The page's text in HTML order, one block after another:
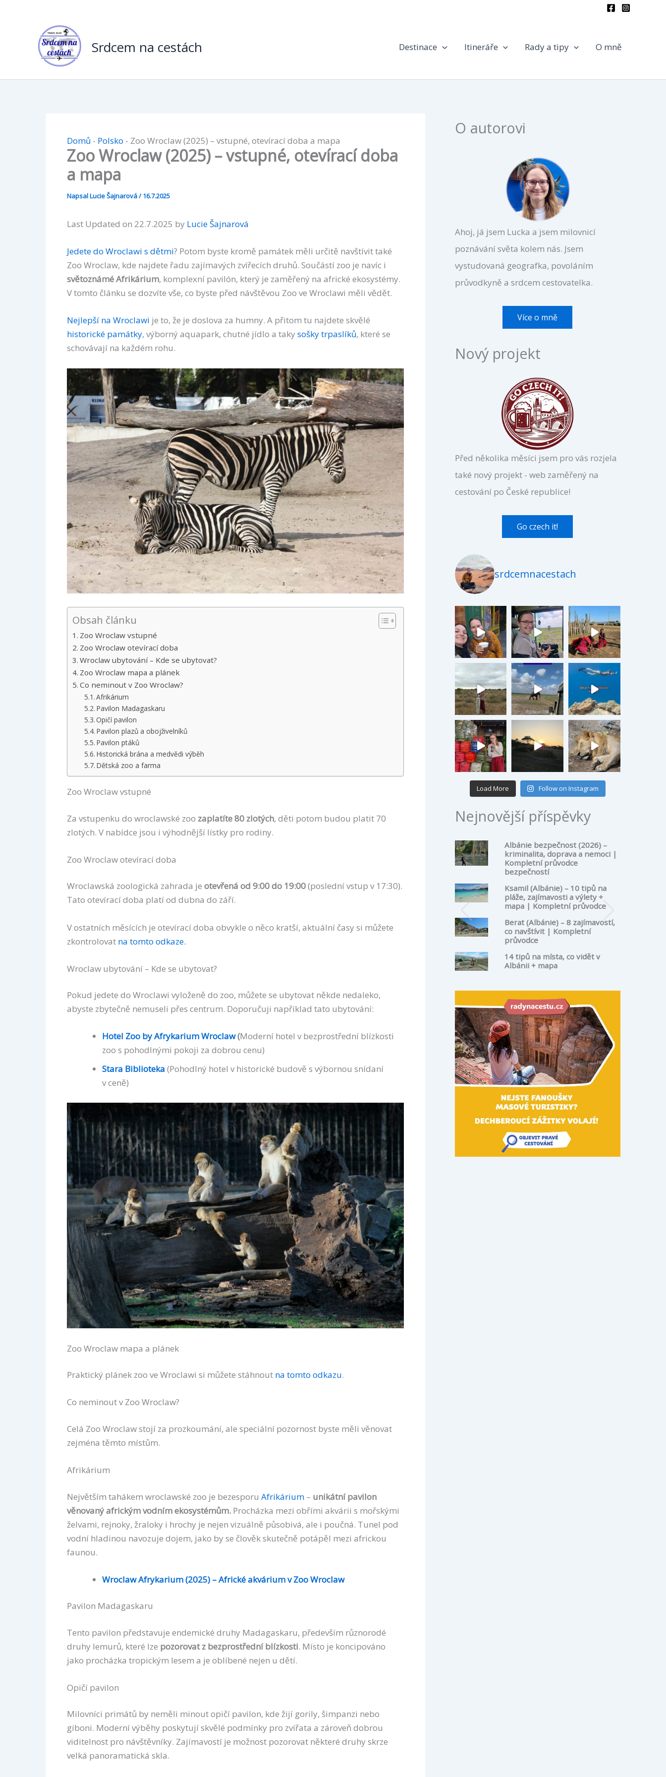
Srdcem na cestách Destinace Itineráře Rady a tipy O mně
Domů - Polsko - Zoo Wroclaw (2025) – vstupné, otevírací doba a mapa
Zoo Wroclaw (2025) – vstupné, otevírací doba
a mapa
NapsalLucie Šajnarová/16.7.2025
Last Updated on 22.7.2025 by Lucie Šajnarová
Jedete do Wroclawi s dětmi? Potom byste kromě památek měli určitě navštívit také
Zoo Wroclaw, kde najdete řadu zajímavých zvířecích druhů. Součástí zoo je navíc i
světoznámé Afrikárium, komplexní pavilón, který je zaměřený na africké ekosystémy.
V tomto článku se dozvíte vše, co byste před návštěvou Zoo ve Wroclawi měli vědět.
Nejlepší na Wroclawi je to, že je doslova za humny. A přitom tu najdete skvělé
historické památky, výborný aquapark, chutné jídlo a taky sošky trpaslíků, které se
schovávají na každém rohu.
Obsah článku
Zoo Wroclaw vstupné
Zoo Wroclaw otevírací doba
Wroclaw ubytování – Kde se ubytovat?
Zoo Wroclaw mapa a plánek
Co neminout v Zoo Wroclaw?
Afrikárium
Pavilon Madagaskaru
Opičí pavilon
Pavilon plazů a obojživelníků
Pavilon ptáků
Historická brána a medvědi výběh
Dětská zoo a farma
Zoo Wroclaw vstupné
Za vstupenku do wroclawské zoo zaplatíte 80 zlotých, děti potom budou platit 70
zlotých. V nabídce jsou i výhodnější lístky pro rodiny.
Zoo Wroclaw otevírací doba
Wroclawská zoologická zahrada je otevřená od 9:00 do 19:00(poslední vstup v 17:30).
Tato otevírací doba platí od dubna do září.
V ostatních měsících je otevírací doba obvykle o něco kratší, aktuální časy si můžete
zkontrolovat na tomto odkaze.
Wroclaw ubytování – Kde se ubytovat?
Pokud jedete do Wroclawi vyloženě do zoo, můžete se ubytovat někde nedaleko,
abyste zbytečně nemuseli přes centrum. Doporučuji například tato ubytování:
Hotel Zoo by Afrykarium Wroclaw(Moderní hotel v bezprostřední blízkosti
zoo s pohodlnými pokoji za dobrou cenu)
Stara Biblioteka (Pohodlný hotel v historické budově s výbornou snídaní
v ceně)
Zoo Wroclaw mapa a plánek
Praktický plánek zoo ve Wroclawi si můžete stáhnout na tomto odkazu.
Co neminout v Zoo Wroclaw?
Celá Zoo Wroclaw stojí za prozkoumání, ale speciální pozornost byste měli věnovat
zejména těmto místům.
Afrikárium
Největším tahákem wroclawské zoo je bezesporu Afrikárium– unikátní pavilon
věnovaný africkým vodním ekosystémům. Procházka mezi obřími akvárii s mořskými
želvami, rejnoky, žraloky i hrochy je nejen vizuálně působivá, ale i poučná. Tunel pod
vodní hladinou navozuje dojem, jako by se člověk skutečně potápěl mezi africkou
faunou.
Wroclaw Afrykarium (2025) – Africké akvárium v Zoo Wroclaw
Pavilon Madagaskaru
Tento pavilon představuje endemické druhy Madagaskaru, především různorodé
druhy lemurů, které lze pozorovat z bezprostřední blízkosti. Místo je koncipováno
jako procházka tropickým lesem a je oblíbené nejen u dětí.
Opičí pavilon
Milovníci primátů by neměli minout opičí pavilon, kde žijí gorily, šimpanzi nebo
giboni. Moderní výběhy poskytují skvělé podmínky pro zvířata a zároveň dobrou
viditelnost pro návštěvníky. Zajímavostí je možnost pozorovat některé druhy skrze
velká panoramatická skla.
O autorovi
Ahoj, já jsem Lucka a jsem milovnicí
poznávání světa kolem nás. Jsem
vystudovaná geografka, povoláním
průvodkyně a srdcem cestovatelka.
Více o mně
Nový projekt
Před několika měsíci jsem pro vás rozjela
také nový projekt - web zaměřený na
cestování po České republice!
Go czech it!
srdcemnacestach
Load More Follow on Instagram
Nejnovější příspěvky
Albánie bezpečnost (2026) –
kriminalita, doprava a nemoci |
Kompletní průvodce
bezpečností
Ksamil (Albánie) – 10 tipů na
pláže, zajímavosti a výlety +
mapa | Kompletní průvodce
Berat (Albánie) – 8 zajímavostí,
co navštívit | Kompletní
průvodce
14 tipů na místa, co vidět v
Albánii + mapa